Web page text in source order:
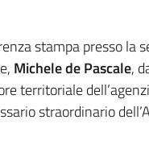
stampa presso la
Michele de Pascale,
territoriale
straordinario